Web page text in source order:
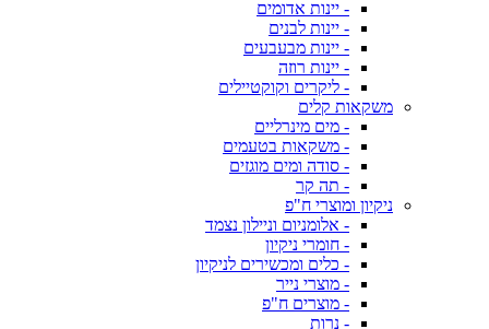
- יינות אדומים
- יינות לבנים
- יינות מבעבעים
- יינות רוזה
- ליקרים וקוקטיילים
משקאות קלים
- מים מינרליים
- משקאות בטעמים
- סודה ומים מוגזים
- תה קר
ניקיון ומוצרי ח"פ
- אלומניום וניילון נצמד
- חומרי ניקיון
- כלים ומכשירים לניקיון
- מוצרי נייר
- מוצרים ח"פ
- נרות